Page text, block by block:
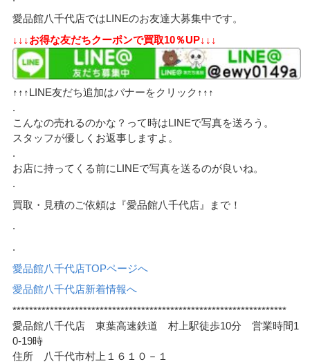
愛品館八千代店ではLINEのお友達大募集中です。
↓↓↓お得な友だちクーポンで買取10％UP↓↓↓
↑↑↑LINE友だち追加はバナーをクリック↑↑↑
.
こんなの売れるのかな？って時はLINEで写真を送ろう。
スタッフが優しくお返事しますよ。
.
お店に持ってくる前にLINEで写真を送るのが良いね。
.
買取・見積のご依頼は『愛品館八千代店』まで！
.
.
愛品館八千代店TOPページへ
愛品館八千代店新着情報へ
******************************************************************
愛品館八千代店 東葉高速鉄道 村上駅徒歩10分 営業時間1
0-19時
住所 八千代市村上１６１０－１